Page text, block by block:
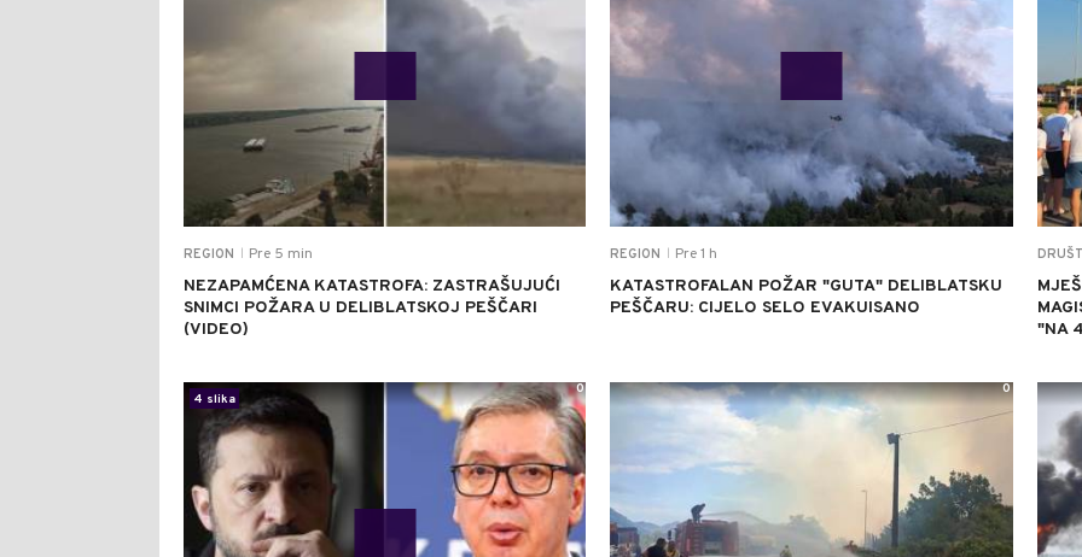
REGION Pre 5 min
NEZAPAMĆENA KATASTROFA: ZASTRAŠUJUĆI
SNIMCI POŽARA U DELIBLATSKOJ PEŠČARI
(VIDEO)
REGION Pre 1 h
KATASTROFALAN POŽAR "GUTA" DELIBLATSKU
PEŠČARU: CIJELO SELO EVAKUISANO
"NA
4 slika
0 0